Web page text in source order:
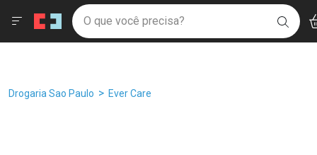
Drogaria São Paulo
Ir direto para a home
pela página
Ir direto para o conteúdo
Ir direto para a busca
Ir direto para a notificações
Faça a sua busca
O que você precisa?
Menu
Breadcrumb
Drogaria Sao Paulo Ever Care
Âncoras
Filtros Ordenar por